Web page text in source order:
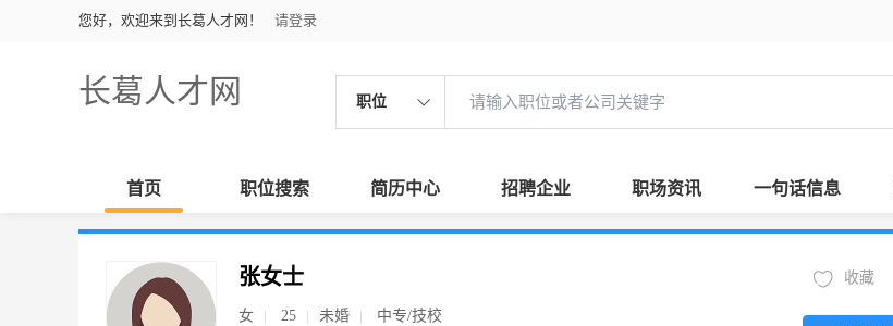
您好，欢迎来到长葛人才网！ 请登录
长葛人才网 职位
首页 职位搜索 简历中心 招聘企业 职场资讯 一句话信息
张女士
女 25 未婚 中专/技校
收藏